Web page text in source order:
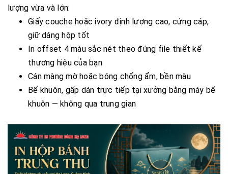
lượng vừa và lớn:
Giấy couche hoặc ivory định lượng cao, cứng cáp,
giữ dáng hộp tốt
In offset 4 màu sắc nét theo đúng file thiết kế
thương hiệu của bạn
Cán màng mờ hoặc bóng chống ẩm, bền màu
Bế khuôn, gấp dán trực tiếp tại xưởng bằng máy bế
khuôn — không qua trung gian